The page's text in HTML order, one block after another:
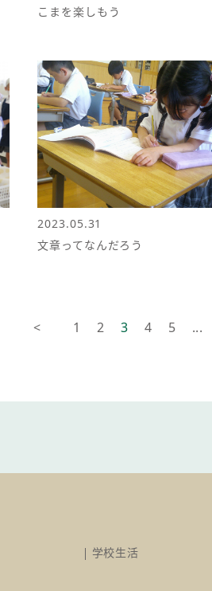
こまを楽しもう
2023.05.31
文章ってなんだろう
< 1 2 3 4 5 ...
学校生活